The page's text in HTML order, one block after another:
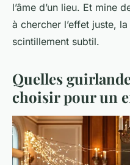
l’âme d’un lieu. Et mine
à chercher l’effet juste,
scintillement subtil.
Quelles
choisir pour un